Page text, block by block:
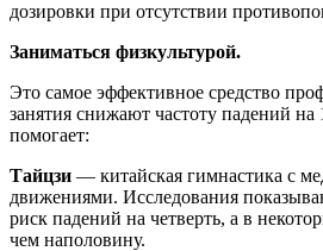
дозировки при отсутствии
Заниматься физкультурой.
Это самое эффективное средство
занятия снижают частоту падений
помогает:
Тайцзи — китайская гимнастика с
движениями. Исследования
риск падений на четверть, а в
чем наполовину.